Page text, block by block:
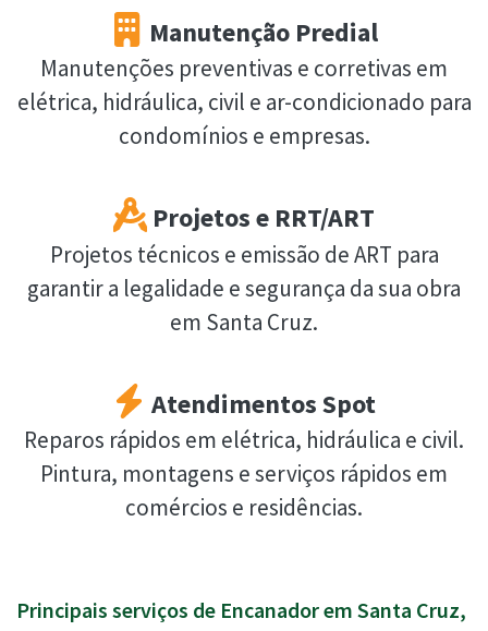
Manutenção Predial
Manutenções preventivas e corretivas em
elétrica, hidráulica, civil e ar-condicionado para
condomínios e empresas.
Projetos e RRT/ART
Projetos técnicos e emissão de ART para
garantir a legalidade e segurança da sua obra
em Santa Cruz.
Atendimentos Spot
Reparos rápidos em elétrica, hidráulica e civil.
Pintura, montagens e serviços rápidos em
comércios e residências.
Principais serviços de Encanador em Santa Cruz,